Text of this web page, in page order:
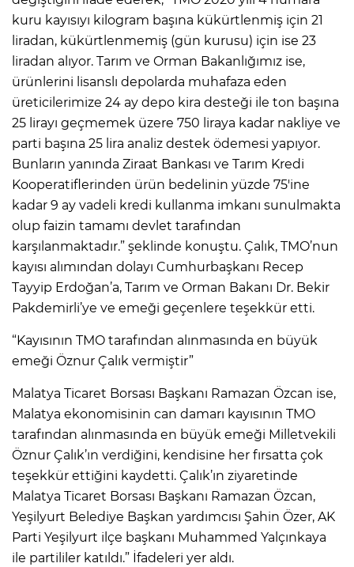
kuru kayısıyı kilogram başına kükürtlenmiş için 21
liradan, kükürtlenmemiş (gün kurusu) için ise 23
liradan alıyor. Tarım ve Orman Bakanlığımız ise,
ürünlerini lisanslı depolarda muhafaza eden
üreticilerimize 24 ay depo kira desteği ile ton başına
25 lirayı geçmemek üzere 750 liraya kadar nakliye ve
parti başına 25 lira analiz destek ödemesi yapıyor.
Bunların yanında Ziraat Bankası ve Tarım Kredi
Kooperatiflerinden ürün bedelinin yüzde 75'ine
kadar 9 ay vadeli kredi kullanma imkanı sunulmakta
olup faizin tamamı devlet tarafından
karşılanmaktadır.” şeklinde konuştu. Çalık, TMO’nun
kayısı alımından dolayı Cumhurbaşkanı Recep
Tayyip Erdoğan’a, Tarım ve Orman Bakanı Dr. Bekir
Pakdemirli’ye ve emeği geçenlere teşekkür etti.
“Kayısının TMO tarafından alınmasında en büyük
emeği Öznur Çalık vermiştir”
Malatya Ticaret Borsası Başkanı Ramazan Özcan ise,
Malatya ekonomisinin can damarı kayısının TMO
tarafından alınmasında en büyük emeği Milletvekili
Öznur Çalık’ın verdiğini, kendisine her fırsatta çok
teşekkür ettiğini kaydetti. Çalık’ın ziyaretinde
Malatya Ticaret Borsası Başkanı Ramazan Özcan,
Yeşilyurt Belediye Başkan yardımcısı Şahin Özer, AK
Parti Yeşilyurt ilçe başkanı Muhammed Yalçınkaya
ile partililer katıldı.” İfadeleri yer aldı.